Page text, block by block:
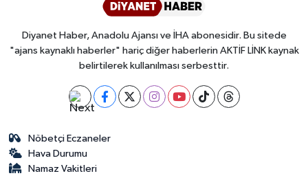
Diyanet Haber, Anadolu Ajansı ve İHA abonesidir. Bu sitede
"ajans kaynaklı haberler" hariç diğer haberlerin AKTİF LİNK kaynak
belirtilerek kullanılması serbesttir.
Nöbetçi Eczaneler
Hava Durumu
Namaz Vakitleri